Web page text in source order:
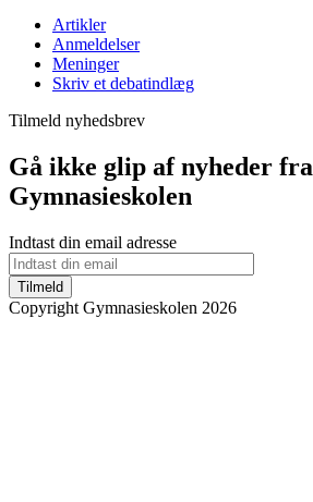
Artikler
Anmeldelser
Meninger
Skriv et debatindlæg
Tilmeld nyhedsbrev
Gå ikke glip af nyheder fra
Gymnasieskolen
Indtast din email adresse
Tilmeld
Copyright Gymnasieskolen 2026